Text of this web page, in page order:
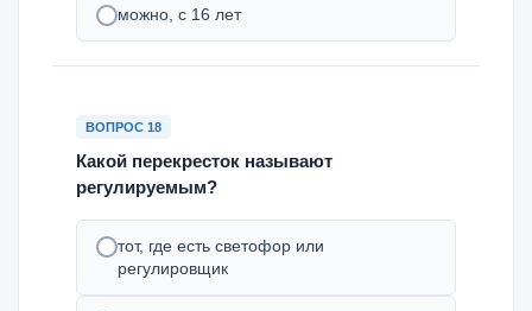
можно, с 16 лет
ВОПРОС 18
Какой перекресток называют
регулируемым?
тот, где есть светофор или
регулировщик